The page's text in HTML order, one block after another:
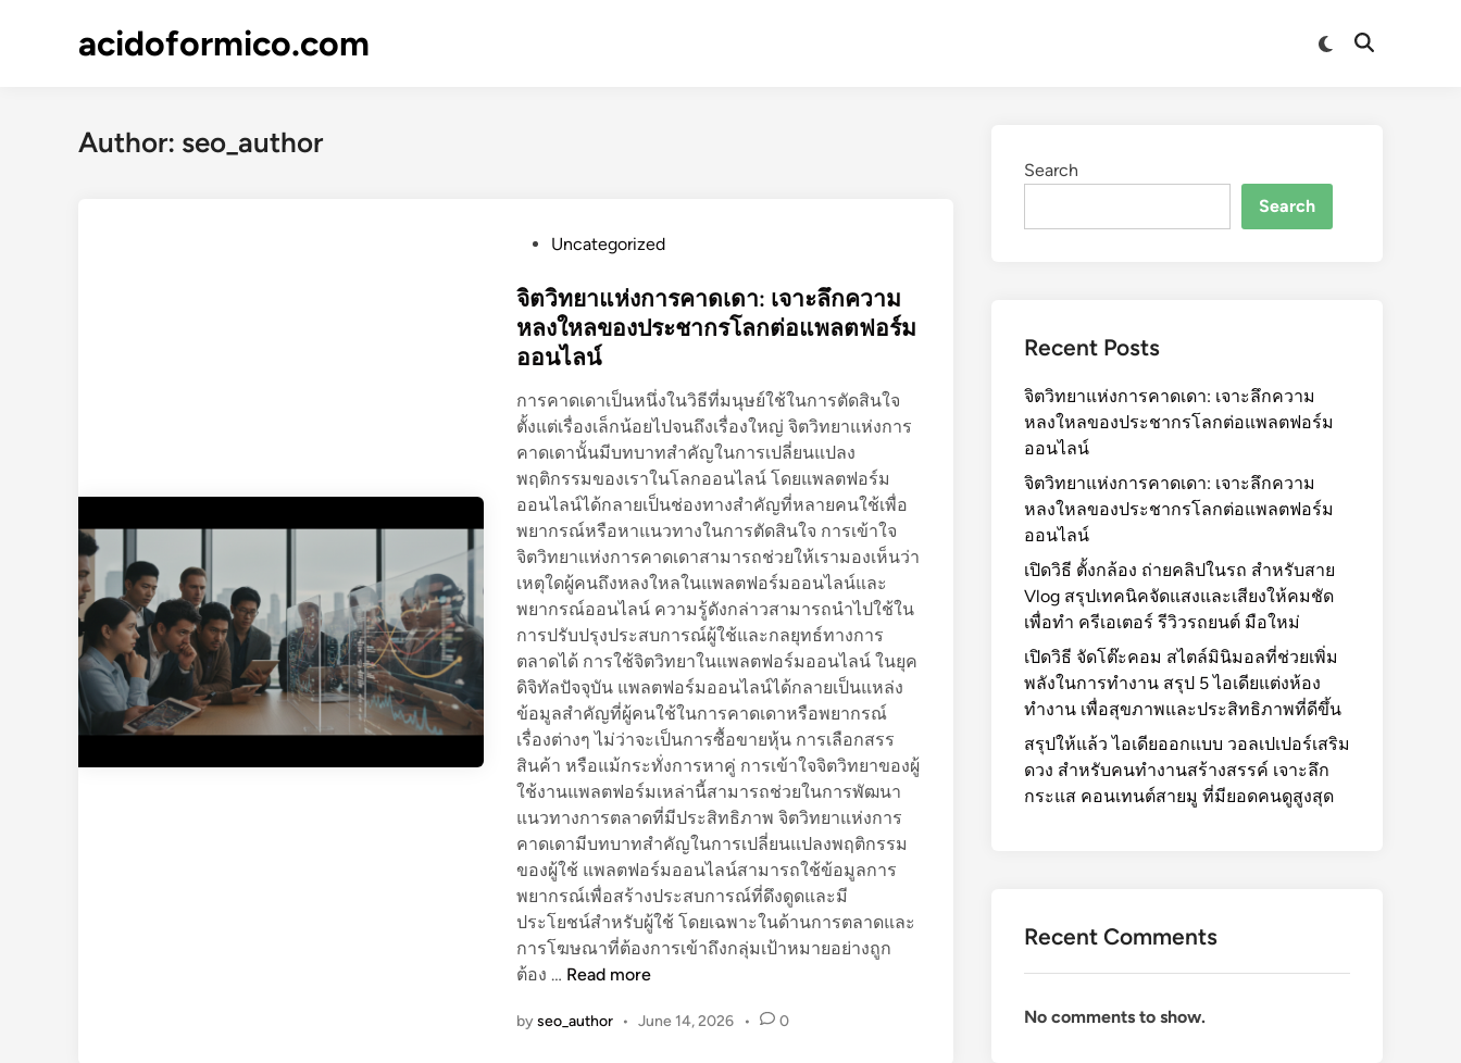
acidoformico.com
Switch
Open
Author: seo_author
s
t
e
i
n
Uncategorized
จิตวิทยาแห่งการคาดเดา: เจาะลึกความ
หลงใหลของประชากรโลกต่อแพลตฟอร์ม
ออนไลน์
การคาดเดาเป็นหนึ่งในวิธีที่มนุษย์ใช้ในการตัดสินใจ
ตั้งแต่เรื่องเล็กน้อยไปจนถึงเรื่องใหญ่ จิตวิทยาแห่งการ
คาดเดานั้นมีบทบาทสำคัญในการเปลี่ยนแปลง
พฤติกรรมของเราในโลกออนไลน์ โดยแพลตฟอร์ม
ออนไลน์ได้กลายเป็นช่องทางสำคัญที่หลายคนใช้เพื่อ
พยากรณ์หรือหาแนวทางในการตัดสินใจ การเข้าใจ
จิตวิทยาแห่งการคาดเดาสามารถช่วยให้เรามองเห็นว่า
เหตุใดผู้คนถึงหลงใหลในแพลตฟอร์มออนไลน์และ
พยากรณ์ออนไลน์ ความรู้ดังกล่าวสามารถนำไปใช้ใน
การปรับปรุงประสบการณ์ผู้ใช้และกลยุทธ์ทางการ
ตลาดได้ การใช้จิตวิทยาในแพลตฟอร์มออนไลน์ ในยุค
ดิจิทัลปัจจุบัน แพลตฟอร์มออนไลน์ได้กลายเป็นแหล่ง
ข้อมูลสำคัญที่ผู้คนใช้ในการคาดเดาหรือพยากรณ์
เรื่องต่างๆ ไม่ว่าจะเป็นการซื้อขายหุ้น การเลือกสรร
สินค้า หรือแม้กระทั่งการหาคู่ การเข้าใจจิตวิทยาของผู้
ใช้งานแพลตฟอร์มเหล่านี้สามารถช่วยในการพัฒนา
แนวทางการตลาดที่มีประสิทธิภาพ จิตวิทยาแห่งการ
คาดเดามีบทบาทสำคัญในการเปลี่ยนแปลงพฤติกรรม
ของผู้ใช้ แพลตฟอร์มออนไลน์สามารถใช้ข้อมูลการ
พยากรณ์เพื่อสร้างประสบการณ์ที่ดึงดูดและมี
ประโยชน์สำหรับผู้ใช้ โดยเฉพาะในด้านการตลาดและ
การโฆษณาที่ต้องการเข้าถึงกลุ่มเป้าหมายอย่างถูก
ต้อง … จิ
วิ
Read more
byseo_author • June 14, 2026 • 0
Search
Search
Recent Posts
จิตวิทยาแห่งการคาดเดา: เจาะลึกความ
หลงใหลของประชากรโลกต่อแพลตฟอร์ม
ออนไลน์
จิตวิทยาแห่งการคาดเดา: เจาะลึกความ
หลงใหลของประชากรโลกต่อแพลตฟอร์ม
ออนไลน์
เปิดวิธี ตั้งกล้อง ถ่ายคลิปในรถ สำหรับสาย
Vlog สรุปเทคนิคจัดแสงและเสียงให้คมชัด
เพื่อทำ ครีเอเตอร์ รีวิวรถยนต์ มือใหม่
เปิดวิธี จัดโต๊ะคอม สไตล์มินิมอลที่ช่วยเพิ่ม
พลังในการทำงาน สรุป 5 ไอเดียแต่งห้อง
ทำงาน เพื่อสุขภาพและประสิทธิภาพที่ดีขึ้น
สรุปให้แล้ว ไอเดียออกแบบ วอลเปเปอร์เสริม
ดวง สำหรับคนทำงานสร้างสรรค์ เจาะลึก
กระแส คอนเทนต์สายมู ที่มียอดคนดูสูงสุด
Recent Comments
No comments to show.